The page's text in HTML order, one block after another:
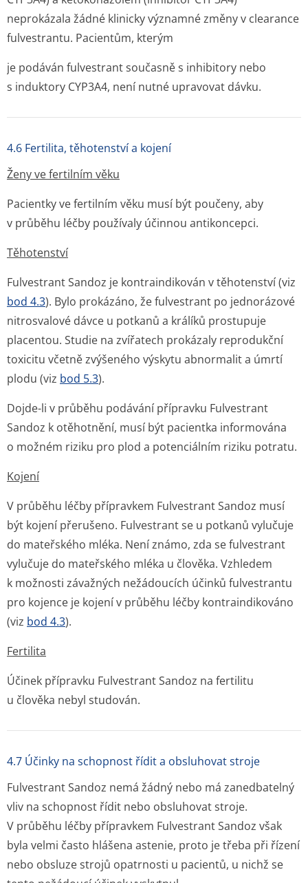
neprokázala žádné klinicky významné změny v clearance
fulvestrantu. Pacientům, kterým
je podáván fulvestrant současně s inhibitory nebo
s induktory CYP3A4, není nutné upravovat dávku.
4.6 Fertilita, těhotenství a kojení
Ženy ve fertilním věku
Pacientky ve fertilním věku musí být poučeny, aby
v průběhu léčby používaly účinnou antikoncepci.
Těhotenství
Fulvestrant Sandoz je kontraindikován v těhotenství (viz
bod 4.3). Bylo prokázáno, že fulvestrant po jednorázové
nitrosvalové dávce u potkanů a králíků prostupuje
placentou. Studie na zvířatech prokázaly reprodukční
toxicitu včetně zvýšeného výskytu abnormalit a úmrtí
plodu (viz bod 5.3).
Dojde-li v průběhu podávání přípravku Fulvestrant
Sandoz k otěhotnění, musí být pacientka informována
o možném riziku pro plod a potenciálním riziku potratu.
Kojení
V průběhu léčby přípravkem Fulvestrant Sandoz musí
být kojení přerušeno. Fulvestrant se u potkanů vylučuje
do mateřského mléka. Není známo, zda se fulvestrant
vylučuje do mateřského mléka u člověka. Vzhledem
k možnosti závažných nežádoucích účinků fulvestrantu
pro kojence je kojení v průběhu léčby kontraindikováno
(viz bod 4.3).
Fertilita
Účinek přípravku Fulvestrant Sandoz na fertilitu
u člověka nebyl studován.
4.7 Účinky na schopnost řídit a obsluhovat stroje
Fulvestrant Sandoz nemá žádný nebo má zanedbatelný
vliv na schopnost řídit nebo obsluhovat stroje.
V průběhu léčby přípravkem Fulvestrant Sandoz však
byla velmi často hlášena astenie, proto je třeba při řízení
nebo obsluze strojů opatrnosti u pacientů, u nichž se